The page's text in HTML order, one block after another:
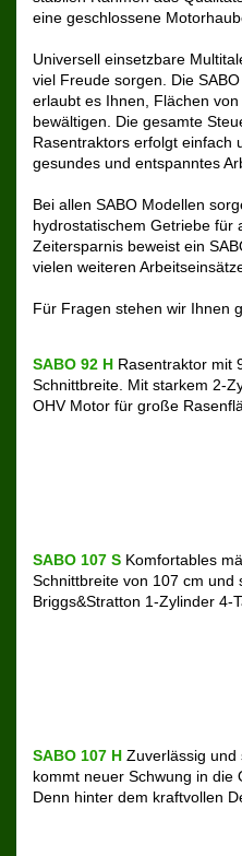
eine geschlossene
Universell einsetzbare
viel Freude sorgen. Die
erlaubt es Ihnen, Flächen
bewältigen. Die gesamte
Rasentraktors erfolgt einfach
gesundes und entspanntes
Bei allen SABO Modellen
hydrostatischem Getriebe für
Zeitersparnis beweist ein
vielen weiteren
Für Fragen stehen wir Ihnen
SABO 92 H Rasentraktor mit
Schnittbreite. Mit starkem 2-
OHV Motor für große
SABO 107 S Komfortables
Schnittbreite von 107 cm und
Briggs&Stratton 1-Zylinder 4-
SABO 107 H Zuverlässig und
kommt neuer Schwung in die
Denn hinter dem kraftvollen